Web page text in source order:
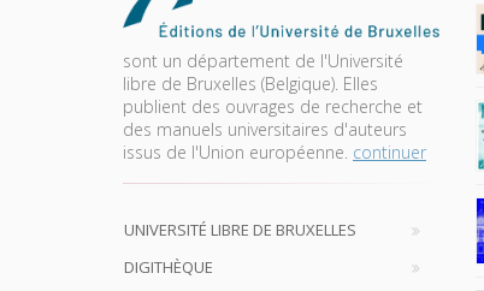
sont un département de l'Université
libre de Bruxelles (Belgique). Elles
publient des ouvrages de recherche et
des manuels universitaires d'auteurs
issus de l'Union européenne. continuer
UNIVERSITÉ LIBRE DE BRUXELLES
DIGITHÈQUE